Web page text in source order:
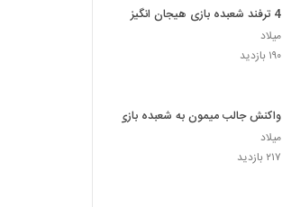
4 ترفند شعبده بازی هیجان انگیز
میلاد
۱۹۰ بازدید
واکنش جالب میمون به شعبده بازی
میلاد
۲۱۷ بازدید